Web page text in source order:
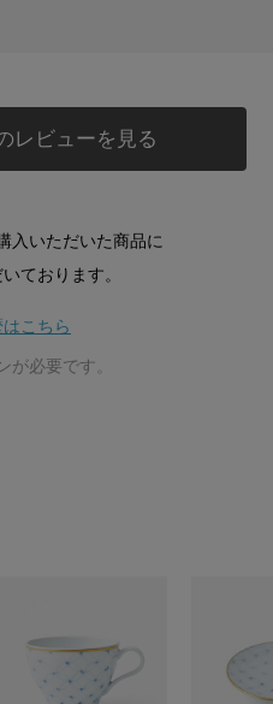
レビューを見る
入いただいた商品に
ております。
こちら
必要です。